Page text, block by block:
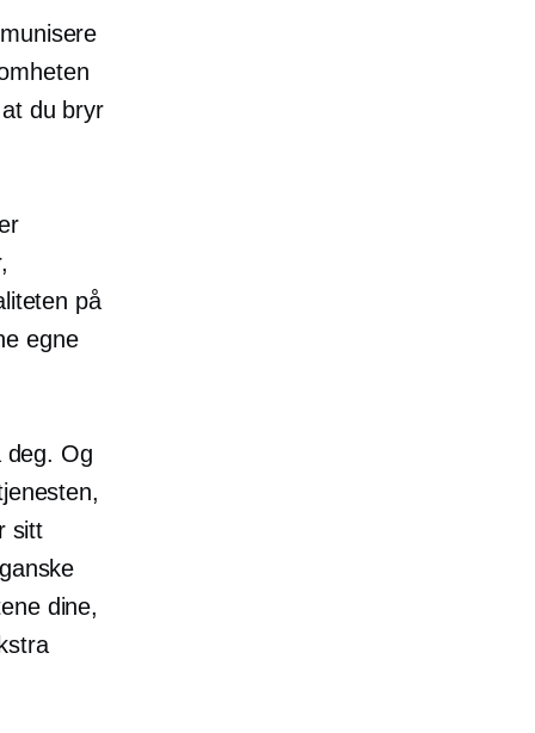
du bryr
på
egne
deg. Og
sitt
dine,